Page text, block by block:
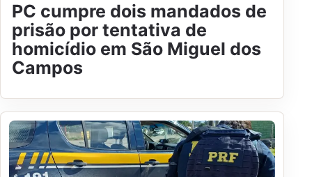
PC cumpre dois mandados de
prisão por tentativa de
homicídio em São Miguel dos
Campos